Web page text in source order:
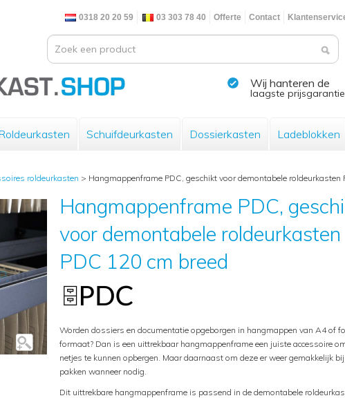
0318 20 20 59 03 303 78 40 Offerte Contact
Wij hanteren de
laagste prijsgarantie
Schuifdeurkasten Dossierkasten Ladeblokken
roldeurkasten > Hangmappenframe PDC, geschikt voor demontabele roldeurkasten
Hangmappenframe PDC,
voor demontabele roldeurkasten
PDC 120 cm breed
Worden dossiers en documentatie opgeborgen in hangmappen van A4 of
formaat? Dan is een uittrekbaar hangmappenframe een juiste accessoire
netjes te kunnen opbergen. Maar daarnaast om deze er weer gemakkelijk
pakken wanneer nodig.
Dit uittrekbare hangmappenframe is passend in de demontabele